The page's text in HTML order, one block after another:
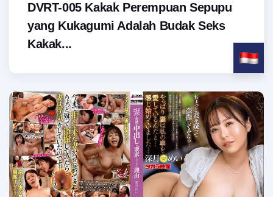
DVRT-005 Kakak Perempuan Sepupu
yang Kukagumi Adalah Budak Seks
Kakak...